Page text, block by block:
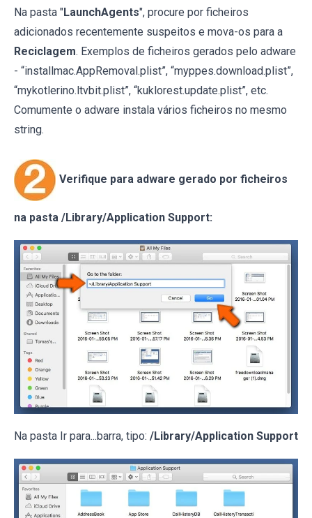
Na pasta "LaunchAgents", procure por ficheiros
adicionados recentemente suspeitos e mova-os para a
Reciclagem. Exemplos de ficheiros gerados pelo adware
- “installmac.AppRemoval.plist”, “myppes.download.plist”,
“mykotlerino.ltvbit.plist”, “kuklorest.update.plist”, etc.
Comumente o adware instala vários ficheiros no mesmo
string.
Verifique para adware gerado por ficheiros
na pasta /Library/Application Support:
Na pasta Ir para...barra, tipo: /Library/Application Support